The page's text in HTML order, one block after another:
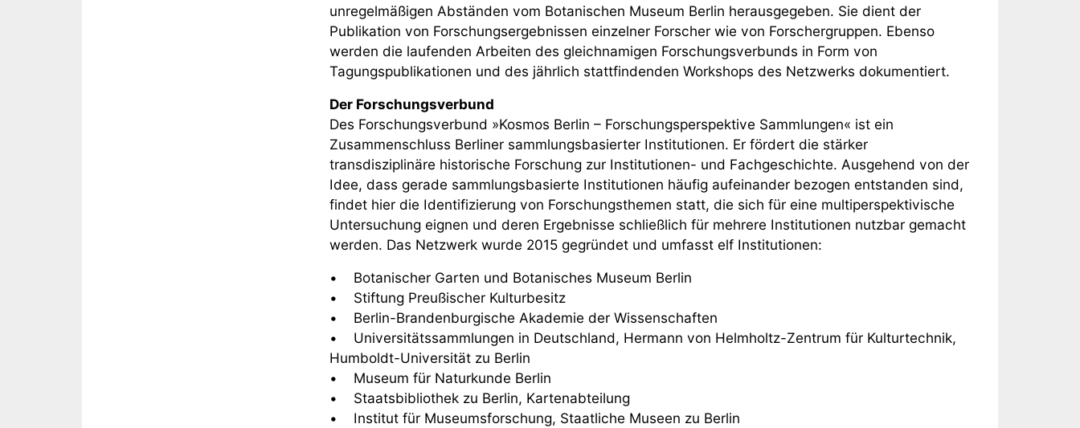
unregelmäßigen Abständen vom Botanischen Museum Berlin herausgegeben. Sie dient der
Publikation von Forschungsergebnissen einzelner Forscher wie von Forschergruppen. Ebenso
werden die laufenden Arbeiten des gleichnamigen Forschungsverbunds in Form von
Tagungspublikationen und des jährlich stattfindenden Workshops des Netzwerks dokumentiert.
Der Forschungsverbund
Des Forschungsverbund »Kosmos Berlin – Forschungsperspektive Sammlungen« ist ein
Zusammenschluss Berliner sammlungsbasierter Institutionen. Er fördert die stärker
transdisziplinäre historische Forschung zur Institutionen- und Fachgeschichte. Ausgehend von der
Idee, dass gerade sammlungsbasierte Institutionen häufig aufeinander bezogen entstanden sind,
findet hier die Identifizierung von Forschungsthemen statt, die sich für eine multiperspektivische
Untersuchung eignen und deren Ergebnisse schließlich für mehrere Institutionen nutzbar gemacht
werden. Das Netzwerk wurde 2015 gegründet und umfasst elf Institutionen:
• Botanischer Garten und Botanisches Museum Berlin
• Stiftung Preußischer Kulturbesitz
• Berlin-Brandenburgische Akademie der Wissenschaften
• Universitätssammlungen in Deutschland, Hermann von Helmholtz-Zentrum für Kulturtechnik,
Humboldt-Universität zu Berlin
• Museum für Naturkunde Berlin
• Staatsbibliothek zu Berlin, Kartenabteilung
• Institut für Museumsforschung, Staatliche Museen zu Berlin